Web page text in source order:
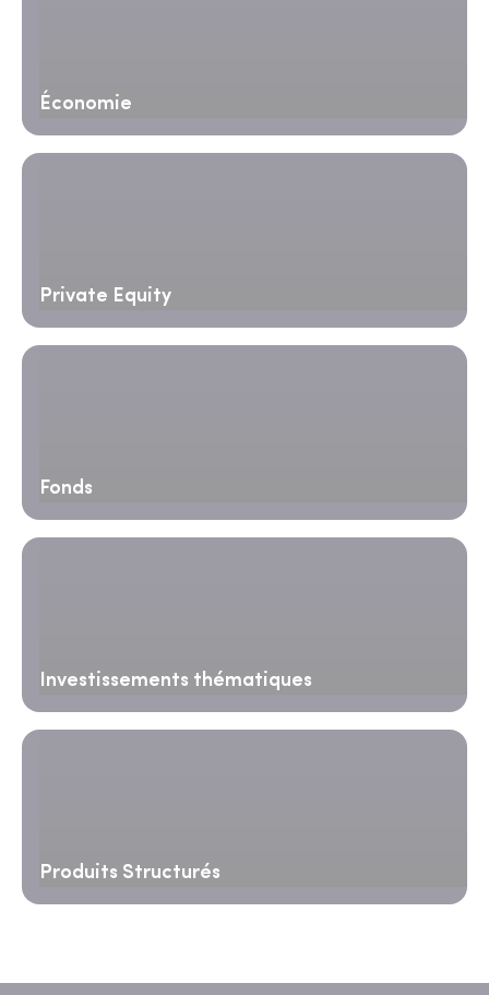
Économie
Private Equity
Fonds
Investissements thématiques
Produits Structurés